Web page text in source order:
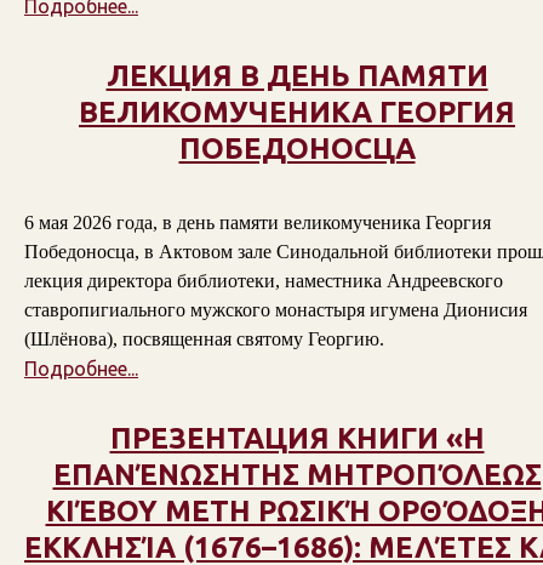
Подробнее...
ЛЕКЦИЯ В ДЕНЬ ПАМЯТИ
ВЕЛИКОМУЧЕНИКА ГЕОРГИЯ
ПОБЕДОНОСЦА
6 мая 2026 года, в день памяти великомученика Георгия
Победоносца, в Актовом зале Синодальной библиотеки
лекция директора библиотеки, наместника Андреевского
ставропигиального мужского монастыря игумена Дионисия
(Шлёнова), посвященная святому Георгию.
Подробнее...
ПРЕЗЕНТАЦИЯ КНИГИ «Η
ΕΠΑΝΈΝΩΣΗΤΗΣ ΜΗΤΡΟΠΌΛΕΩΣ
ΚΙΈΒΟΥ ΜΕΤΗ ΡΩΣΙΚΉ
ΕΚΚΛΗΣΊΑ (1676–1686): ΜΕΛΈΤΕΣ